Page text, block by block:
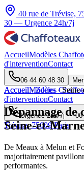
40 rue de Trévise,
30 — Urgence 24h/7j
AccueilModèles
d'interventionContact
06 44 60 48 30
AccueilModèles
d'interventionContact
Urgence 24h/7j —06
Trévise, 75009 Paris
Accueil·Zones·
Dépannage de
Seine-et-
De Meaux à Melun et
majoritairement
performantes.